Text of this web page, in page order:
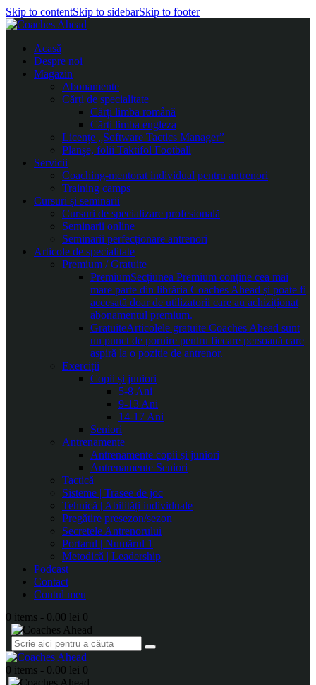
Skip to contentSkip to sidebarSkip to footer
Acasă
Despre noi
Magazin
Abonamente
Cărți de specialitate
Cărți limba română
Cărți limba engleza
Licențe „Software Tactics Manager”
Planșe, folii Taktifol Football
Servicii
Coaching-mentorat individual pentru antrenori
Training camps
Cursuri și seminarii
Cursuri de specializare profesională
Seminarii online
Seminarii perfecționare antrenori
Articole de specialitate
Premium / Gratuite
PremiumSecțiunea Premium conține cea mai
mare parte din librăria Coaches Ahead și poate fi
accesată doar de utilizatorii care au achiziționat
abonamentul premium.
GratuiteArticolele gratuite Coaches Ahead sunt
un punct de pornire pentru fiecare persoană care
aspiră la o poziție de antrenor.
Exerciții
Copii și juniori
5-8 Ani
9-13 Ani
14-17 Ani
Seniori
Antrenamente
Antrenamente copii și juniori
Antrenamente Seniori
Tactică
Sisteme | Trasee de joc
Tehnică | Abilități individuale
Pregătire presezon/sezon
Secretele Antrenorului
Portarul | Numărul 1
Metodică | Leadership
Podcast
Contact
Contul meu
0 items - 0.00 lei 0
0 items - 0.00 lei 0